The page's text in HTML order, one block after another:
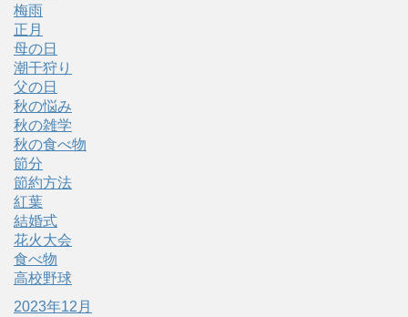
梅雨
正月
母の日
潮干狩り
父の日
秋の悩み
秋の雑学
秋の食べ物
節分
節約方法
紅葉
結婚式
花火大会
食べ物
高校野球
2023年12月